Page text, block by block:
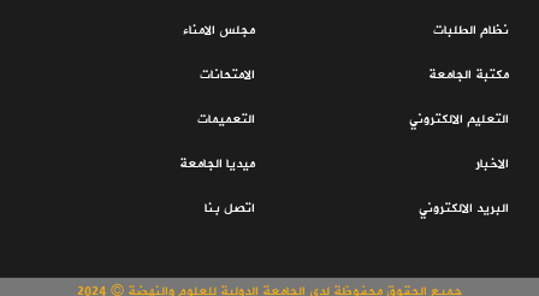
نظام الطلبات
مكتبة الجامعة
التعليم الالكتروني
الاخبار
البريد الالكتروني
مجلس الامناء
الامتحانات
التعميمات
ميديا الجامعة
اتصل بنا
جميع الحقوق محفوظة لدى الجامعة الدولية للعلوم والنهضة © 2024